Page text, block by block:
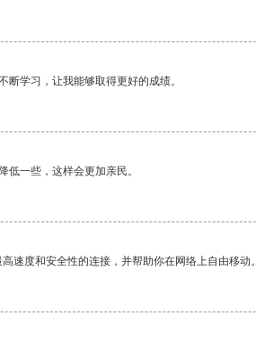
学习，让我能够取得更好的成绩。
低一些，这样会更加亲民。
速度和安全性的连接，并帮助你在网络上自由移动。